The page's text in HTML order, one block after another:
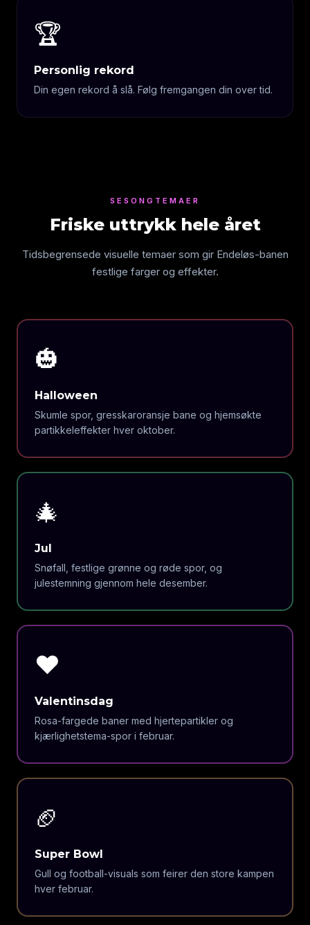
🏆
Personlig rekord
Din egen rekord å slå. Følg fremgangen din over tid.
SESONGTEMAER
Friske uttrykk hele året
Tidsbegrensede visuelle temaer som gir Endeløs-banen
festlige farger og effekter.
🎃
Halloween
Skumle spor, gresskaroransje bane og hjemsøkte
partikkeleffekter hver oktober.
🎄
Jul
Snøfall, festlige grønne og røde spor, og
julestemning gjennom hele desember.
❤️
Valentinsdag
Rosa-fargede baner med hjertepartikler og
kjærlighetstema-spor i februar.
🏈
Super Bowl
Gull og football-visuals som feirer den store kampen
hver februar.